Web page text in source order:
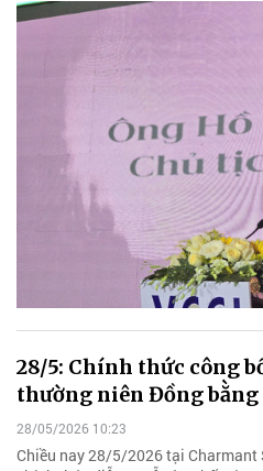
28/5: Chính thức công
thường niên Đồng bằng
28/05/2026 10:23
Chiều nay 28/5/2026 tại Charmant